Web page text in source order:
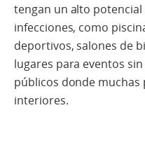
tengan un alto
infecciones, como
deportivos, salones de
lugares para eventos
públicos donde muchas
interiores.